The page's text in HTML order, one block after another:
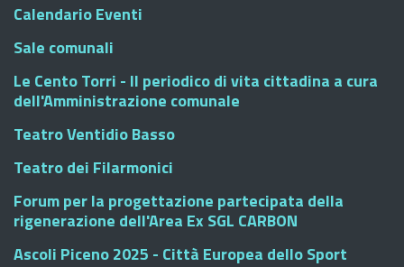
Calendario Eventi
Sale comunali
Le Cento Torri - Il periodico di vita cittadina a cura
dell'Amministrazione comunale
Teatro Ventidio Basso
Teatro dei Filarmonici
Forum per la progettazione partecipata della
rigenerazione dell'Area Ex SGL CARBON
Ascoli Piceno 2025 - Città Europea dello Sport